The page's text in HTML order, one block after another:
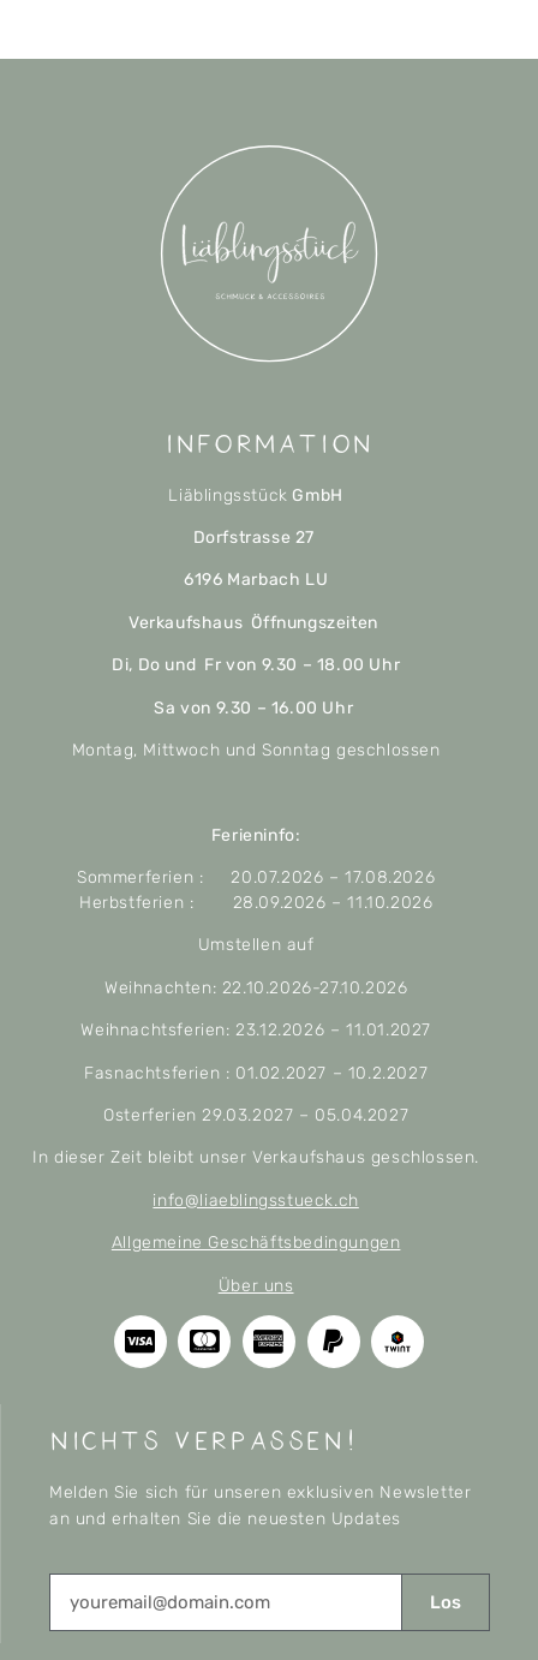
Information
Liäblingsstück GmbH
Dorfstrasse 27
6196 Marbach LU
Verkaufshaus Öffnungszeiten
Di, Do und Fr von 9.30 – 18.00 Uhr
Sa von 9.30 – 16.00 Uhr
Montag, Mittwoch und Sonntag geschlossen
Ferieninfo:
Sommerferien : 20.07.2026 – 17.08.2026
Herbstferien : 28.09.2026 – 11.10.2026
Umstellen auf
Weihnachten: 22.10.2026-27.10.2026
Weihnachtsferien: 23.12.2026 – 11.01.2027
Fasnachtsferien : 01.02.2027 – 10.2.2027
Osterferien 29.03.2027 – 05.04.2027
In dieser Zeit bleibt unser Verkaufshaus geschlossen.
info@liaeblingsstueck.ch
Allgemeine Geschäftsbedingungen
Über uns
nichts verpassen!
Melden Sie sich für unseren exklusiven Newsletter
an und erhalten Sie die neuesten Updates
Los